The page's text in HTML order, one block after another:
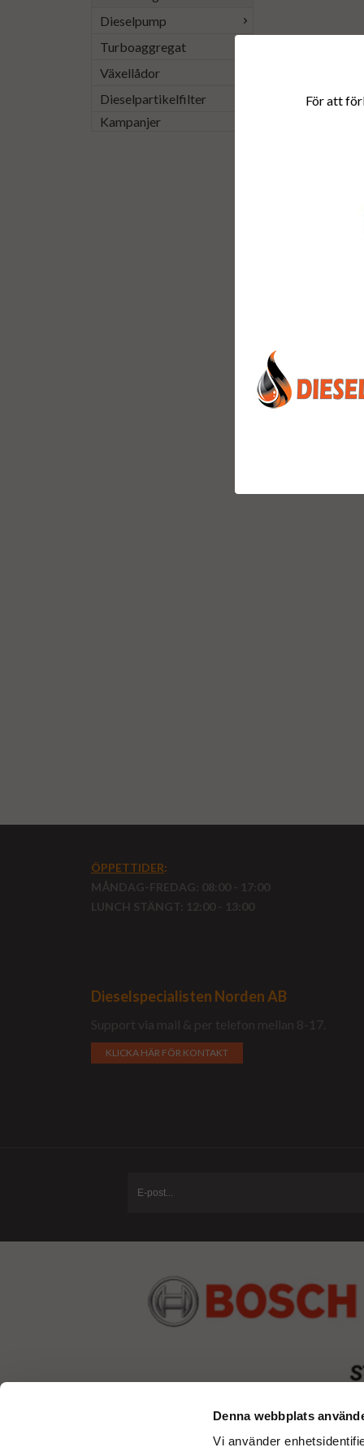
Denna webbplats
Vi använder
Dieselpump
Turboaggregat
Växellådor
Dieselpartikelfilter
Kampanjer
ÖPPETTIDER:
MÅNDAG-FREDAG: 08:00 - 17:00
LUNCH STÄNGT: 12:00 - 13:00
Dieselspecialisten Norden AB
Support via mail & per telefon mellan 8-17.
KLICKA HÄR FÖR KONTAKT
För att